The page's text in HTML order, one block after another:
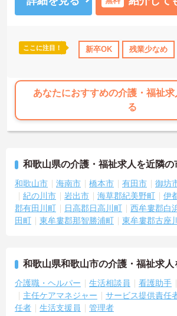
サポート 研修制度あり 産休･育休･介護
合える働きやすい雰囲気ですよ♪
ここに注目！ 新卒OK 残業少なめ
あなたにおすすめの介護・福祉
る
和歌山県の介護・福祉求人を近隣
和歌山市 海南市 橋本市 有田市 御坊
紀の川市
岩出市 海草郡紀美野町 伊
郡有田川町
日高郡日高川町 西牟婁郡白
田町
東牟婁郡那智勝浦町 東牟婁郡古座
和歌山県和歌山市の介護・福祉求人
介護職・ヘルパー 生活相談員 看護助手
主任ケアマネジャー
サービス提供責任
任者
生活支援員 管理者